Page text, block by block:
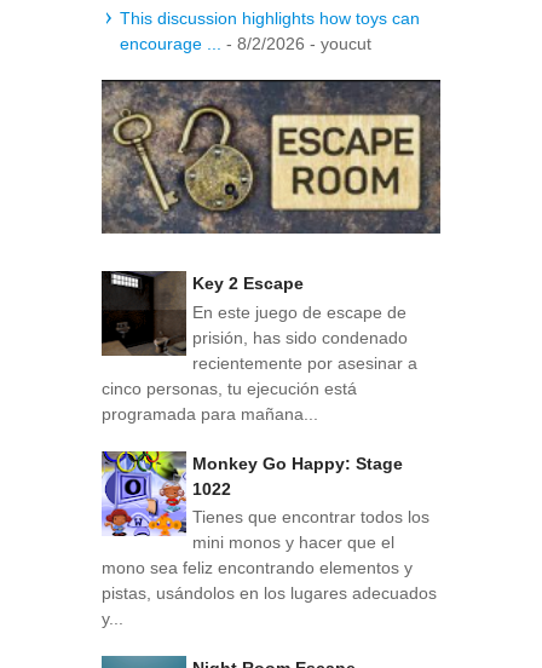
This discussion highlights how toys can
encourage ... - 8/2/2026 - youcut
Key 2 Escape
En este juego de escape de
prisión, has sido condenado
recientemente por asesinar a
cinco personas, tu ejecución está
programada para mañana...
Monkey Go Happy: Stage
1022
Tienes que encontrar todos los
mini monos y hacer que el
mono sea feliz encontrando elementos y
pistas, usándolos en los lugares adecuados
y...